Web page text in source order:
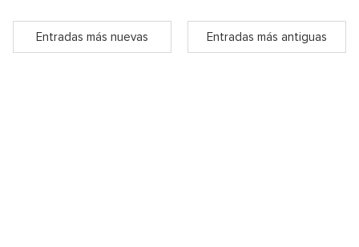
Entradas más nuevas Entradas más antiguas